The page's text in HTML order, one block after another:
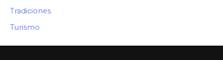
Tradiciones
Turismo